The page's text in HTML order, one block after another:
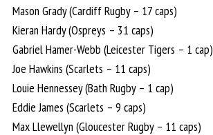
Mason Grady (Cardiff Rugby – 17 caps)
Kieran Hardy (Ospreys – 31 caps)
Gabriel Hamer-Webb (Leicester Tigers – 1 cap)
Joe Hawkins (Scarlets – 11 caps)
Louie Hennessey (Bath Rugby – 1 cap)
Eddie James (Scarlets – 9 caps)
Max Llewellyn (Gloucester Rugby – 11 caps)